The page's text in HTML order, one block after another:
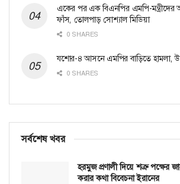
একের পর এক বিএনপির এমপি-মন্ত্রীদের
ফাঁস, তোলপাড় সোশ্যাল মিডিয়া
0 SHARES
যশোর-৪ আসনে এমপির বাড়িতে হামলা,
0 SHARES
সর্বশেষ খবর
হরমুজ প্রণালী দিয়ে শত্রু পক্ষের
করার কথা বিবেচনা ইরানের